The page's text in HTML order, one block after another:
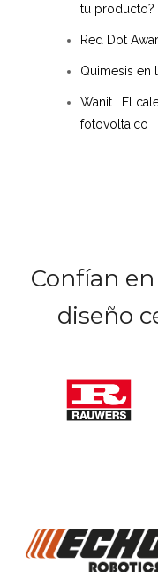
tu producto?
Red Dot
Quimesis en
Wanit : El
fotovoltaico
Confían
diseño